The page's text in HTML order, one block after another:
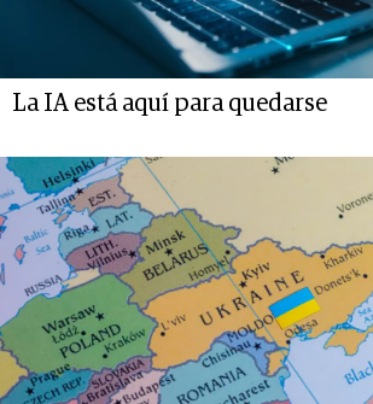
La IA está aquí para quedarse